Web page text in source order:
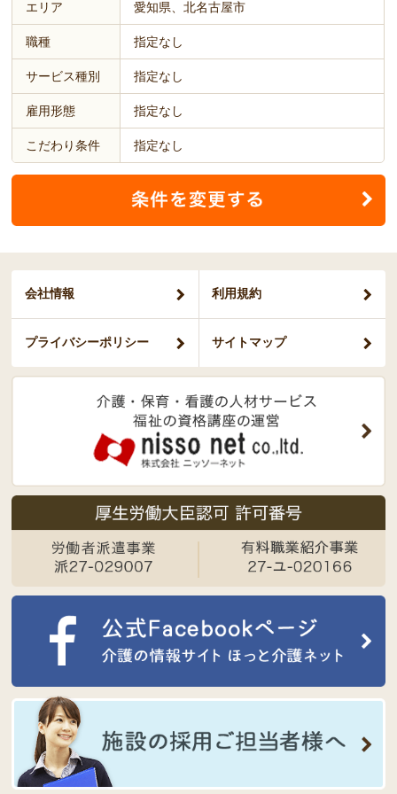
エリア 愛知県、北名古屋市
職種 指定なし
サービス種別 指定なし
雇用形態 指定なし
こだわり条件 指定なし
会社情報 利用規約
プライバシーポリシー サイトマップ